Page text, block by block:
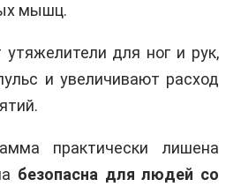
мышц.
утяжелители для ног и рук,
и увеличивают расход
практически лишена
безопасна для людей со